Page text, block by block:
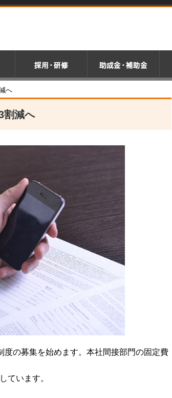
へ
割減へ
の募集を始めます。本社間接部門の固定費
ています。